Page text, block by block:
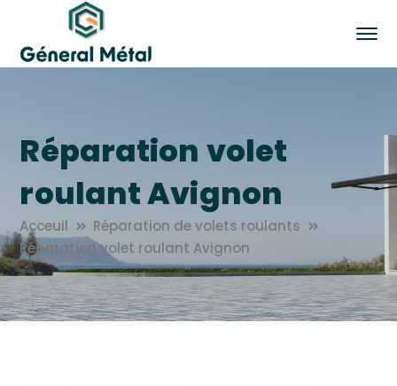
Réparation volet
roulant Avignon
Acceuil
Réparation de volets roulants
Réparation volet roulant Avignon